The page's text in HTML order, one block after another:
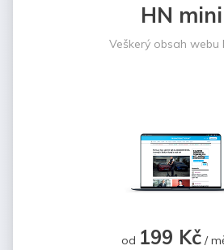
HN mini
Veškerý obsah webu
od 199 Kč/